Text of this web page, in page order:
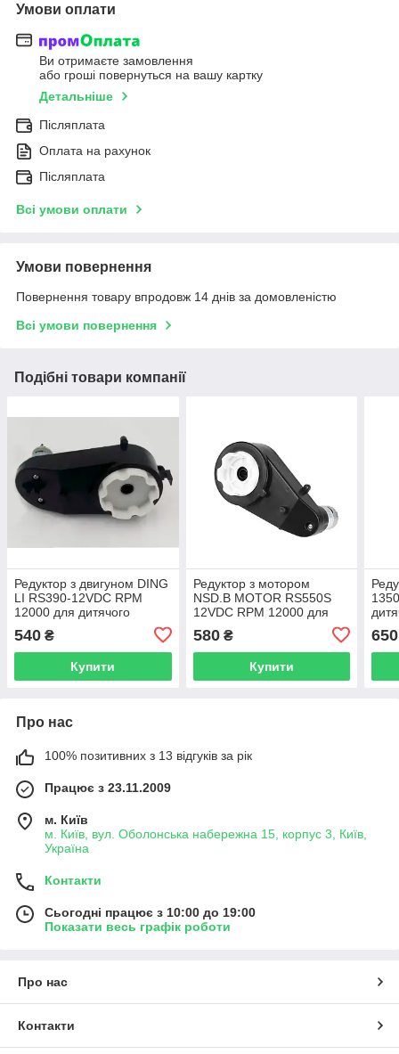
Умови оплати
Ви отримаєте замовлення
або гроші повернуться на вашу картку
Детальніше
Післяплата
Оплата на рахунок
Післяплата
Всі умови оплати
Умови повернення
Повернення товару впродовж 14 днів за домовленістю
Всі умови повернення
Подібні товари компанії
Редуктор з двигуном DING
LI RS390-12VDC RPM
12000 для дитячого
540 ₴
Купити
Редуктор з мотором
NSD.B MOTOR RS550S
12VDC RPM 12000 для
дитячого електромобіля
580₴
Купити
650
Про нас
100% позитивних з 13 відгуків за рік
Працює з 23.11.2009
м. Київ
м. Київ, вул. Оболонська набережна 15, корпус 3, Київ,
Україна
Контакти
Сьогодні працює з 10:00 до 19:00
Показати весь графік роботи
Про нас
Контакти